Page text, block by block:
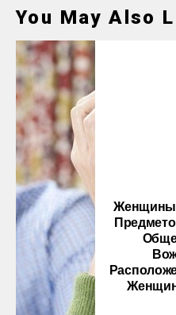
You May Also